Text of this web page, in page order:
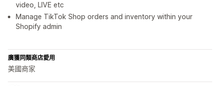
video, LIVE etc
Manage TikTok Shop orders and inventory within your
Shopify admin
廣獲同類商店愛用
美國商家